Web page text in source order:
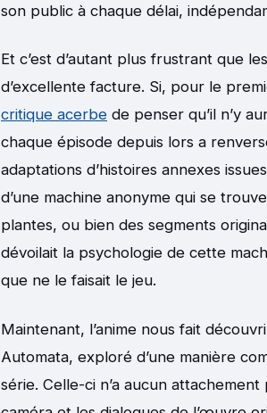
son public à chaque délai,
Et c’est d’autant plus frustrant que
d’excellente facture. Si, pour le
critique acerbe de penser qu’il n’y
chaque épisode depuis lors a
adaptations d’histoires annexes
d’une machine anonyme qui se
plantes, ou bien des segments
dévoilait la psychologie de cette
que ne le faisait le jeu.
Maintenant, l’anime nous fait
Automata, exploré d’une manière
série. Celle-ci n’a aucun